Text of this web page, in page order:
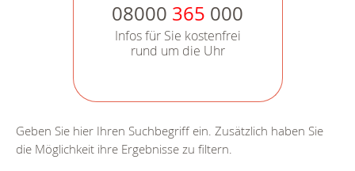
08000 365 000
Infos für Sie kostenfrei
rund um die Uhr
Geben Sie hier Ihren Suchbegriff ein. Zusätzlich haben Sie
die Möglichkeit ihre Ergebnisse zu filtern.